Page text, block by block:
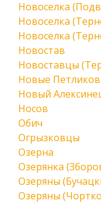
Новоселка
Новоселка
Новоселка
Новостав
Новоставцы
Новые
Новый
Носов
Обич
Огрызковцы
Озерна
Озерянка
Озеряны
Озеряны